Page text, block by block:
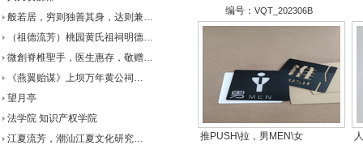
般若居，穷则独善其身，达则兼…
（祖德流芳）桃园黄氏祖祠明德…
微創脊椎聖手，医生惠存，敬赠…
《燕翼贻谋》上坝万年黄公祠…
望月亭
法学院 知识产权学院
江夏流芳，潮汕江夏文化研究…
编号： VQT_202306B
推PUSH\拉，男MEN\女